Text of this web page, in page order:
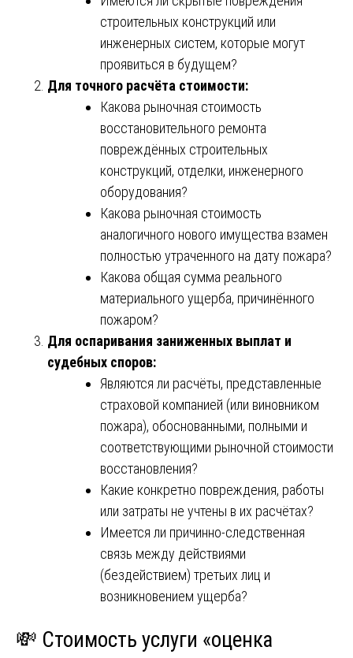
строительных конструкций или
инженерных систем, которые могут
проявиться в будущем?
Для точного расчёта стоимости:
Какова рыночная стоимость
восстановительного ремонта
повреждённых строительных
конструкций, отделки, инженерного
оборудования?
Какова рыночная стоимость
аналогичного нового имущества взамен
полностью утраченного на дату пожара?
Какова общая сумма реального
материального ущерба, причинённого
пожаром?
Для оспаривания заниженных выплат и
судебных споров:
Являются ли расчёты, представленные
страховой компанией (или виновником
пожара), обоснованными, полными и
соответствующими рыночной стоимости
восстановления?
Какие конкретно повреждения, работы
или затраты не учтены в их расчётах?
Имеется ли причинно-следственная
связь между действиями
(бездействием) третьих лиц и
возникновением ущерба?
💸 Стоимость услуги «оценка